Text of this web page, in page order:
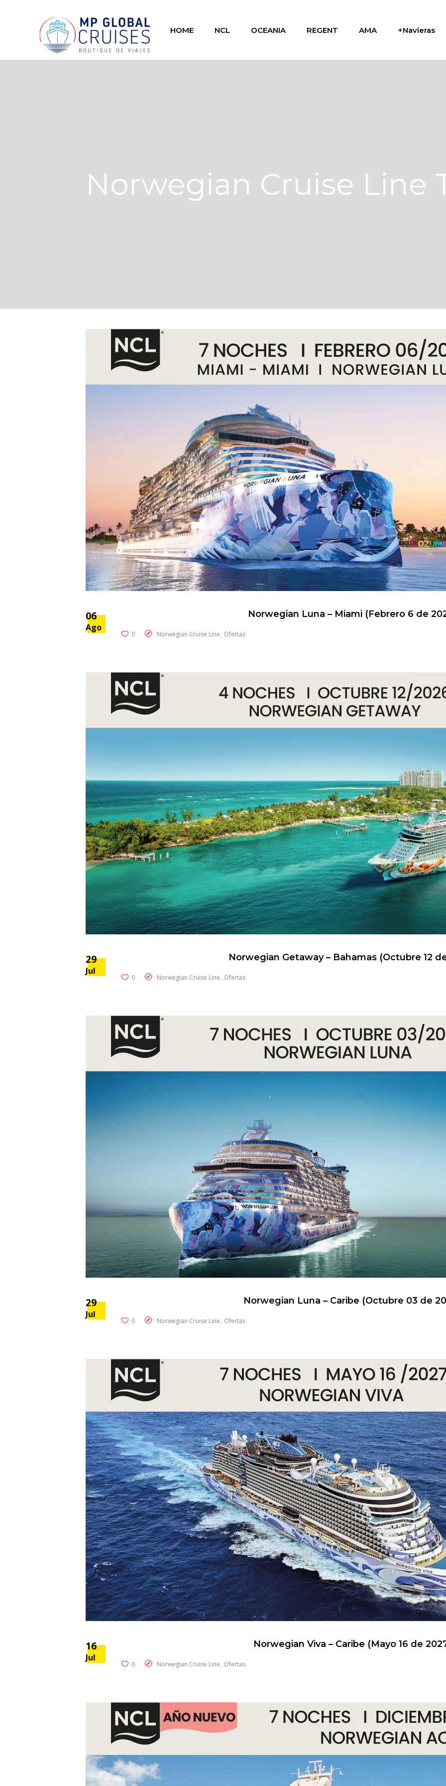
HOME NCL OCEANIA REGENT AMA +Navieras
Norwegian Cruise Line
06
Ago
Norwegian Luna – Miami (Febrero 6 de
0 Norwegian Cruise Line, Ofertas
29
Jul
Norwegian Getaway – Bahamas (Octubre 12
0 Norwegian Cruise Line, Ofertas
29
Jul
Norwegian Luna – Caribe (Octubre 03 de
0 Norwegian Cruise Line, Ofertas
16
Jul
Norwegian Viva – Caribe (Mayo 16 de
0 Norwegian Cruise Line, Ofertas